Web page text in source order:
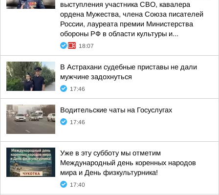
выступления участника СВО, кавалера
ордена Мужества, члена Союза писателей
России, лауреата премии Министерства
обороны РФ в области культуры и...
18:07
В Астрахани судебные приставы не дали
мужчине задохнуться
17:46
Водительские чаты на Госуслугах
17:46
Уже в эту субботу мы отметим
Международный день коренных народов
мира и День физкультурника!
17:40